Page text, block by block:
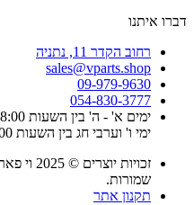
דברו איתנו
רחוב הקדר 11, נתניה
sales@vparts.shop
09-979-9630
054-830-3777
ימים א' - ה' בין השעות 08:00 ועד 18:00
ימי ו' וערבי חג בין השעות 08:00 ועד 12:00
זכויות
שמורות.
תקנון אתר